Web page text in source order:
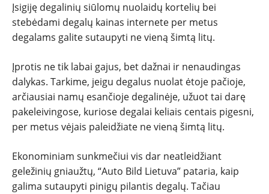
TESTAI
NAUJI
NAUDOTI
REPORTAŽAI
SPORTAS
PATARIMAI
Įsigiję degalinių siūlomų nuolaidų kortelių bei
stebėdami degalų kainas internete per metus
degalams galite sutaupyti ne vieną šimtą litų.
Įprotis ne tik labai gajus, bet dažnai ir nenaudingas
dalykas. Tarkime, jeigu degalus nuolat ėtoje pačioje,
arčiausiai namų esančioje degalinėje, užuot tai darę
pakeleivingose, kuriose degalai keliais centais pigesni,
per metus vėjais paleidžiate ne vieną šimtą litų.
Ekonominiam sunkmečiui vis dar neatleidžiant
geležinių gniaužtų, “Auto Bild Lietuva” pataria, kaip
galima sutaupyti pinigų pilantis degalų. Tačiau